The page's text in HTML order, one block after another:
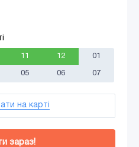
11 12 01
05 06 07
на карті
зараз!